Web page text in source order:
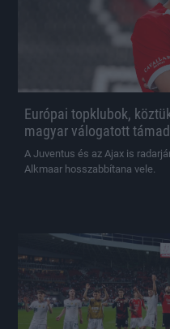
Európai topklubok,
magyar válogatott
A Juventus és az Ajax is
Alkmaar hosszabbítana vele.